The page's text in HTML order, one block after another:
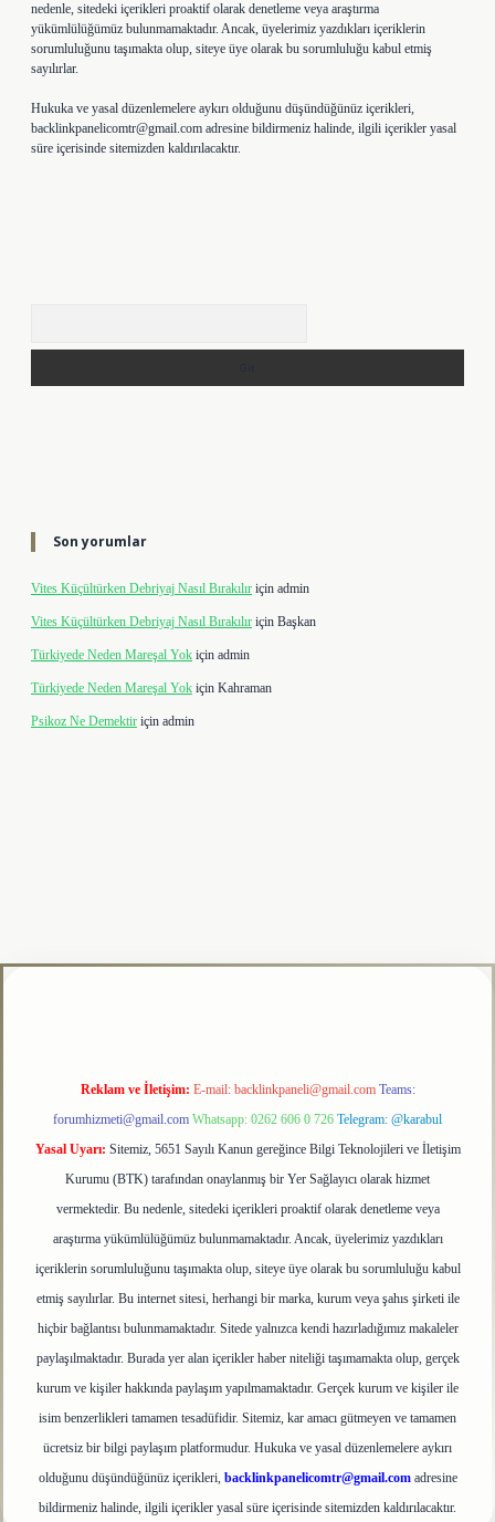
nedenle, sitedeki içerikleri proaktif olarak denetleme veya araştırma
yükümlülüğümüz bulunmamaktadır. Ancak, üyelerimiz yazdıkları içeriklerin
sorumluluğunu taşımakta olup, siteye üye olarak bu sorumluluğu kabul etmiş
sayılırlar.
Hukuka ve yasal düzenlemelere aykırı olduğunu düşündüğünüz içerikleri,
backlinkpanelicomtr@gmail.com adresine bildirmeniz halinde, ilgili içerikler yasal
süre içerisinde sitemizden kaldırılacaktır.
Son yorumlar
Vites Küçültürken Debriyaj Nasıl Bırakılır için admin
Vites Küçültürken Debriyaj Nasıl Bırakılır için Başkan
Türkiyede Neden Mareşal Yok için admin
Türkiyede Neden Mareşal Yok için Kahraman
Psikoz Ne Demektir için admin
Reklam ve İletişim: E-mail: backlinkpaneli@gmail.com Teams:
forumhizmeti@gmail.com Whatsapp: 0262 606 0 726 Telegram: @karabul
Yasal Uyarı: Sitemiz, 5651 Sayılı Kanun gereğince Bilgi Teknolojileri ve İletişim
Kurumu (BTK) tarafından onaylanmış bir Yer Sağlayıcı olarak hizmet
vermektedir. Bu nedenle, sitedeki içerikleri proaktif olarak denetleme veya
araştırma yükümlülüğümüz bulunmamaktadır. Ancak, üyelerimiz yazdıkları
içeriklerin sorumluluğunu taşımakta olup, siteye üye olarak bu sorumluluğu kabul
etmiş sayılırlar. Bu internet sitesi, herhangi bir marka, kurum veya şahıs şirketi ile
hiçbir bağlantısı bulunmamaktadır. Sitede yalnızca kendi hazırladığımız makaleler
paylaşılmaktadır. Burada yer alan içerikler haber niteliği taşımamakta olup, gerçek
kurum ve kişiler hakkında paylaşım yapılmamaktadır. Gerçek kurum ve kişiler ile
isim benzerlikleri tamamen tesadüfidir. Sitemiz, kar amacı gütmeyen ve tamamen
ücretsiz bir bilgi paylaşım platformudur. Hukuka ve yasal düzenlemelere aykırı
olduğunu düşündüğünüz içerikleri, backlinkpanelicomtr@gmail.comadresine
bildirmeniz halinde, ilgili içerikler yasal süre içerisinde sitemizden kaldırılacaktır.